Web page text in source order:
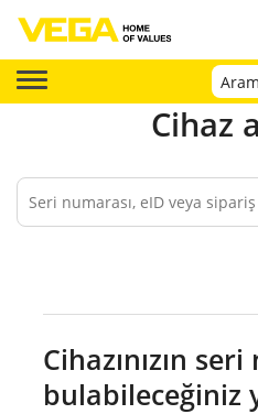
Cihaz
Cihazınızın
bulabileceğiniz